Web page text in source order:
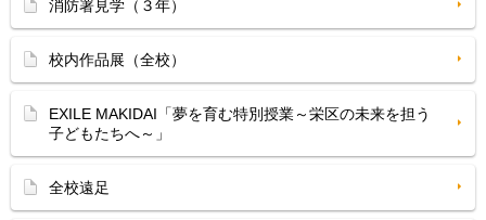
消防署見学（３年）
校内作品展（全校）
EXILE MAKIDAI「夢を育む特別授業～栄区の未来を担う
子どもたちへ～」
全校遠足